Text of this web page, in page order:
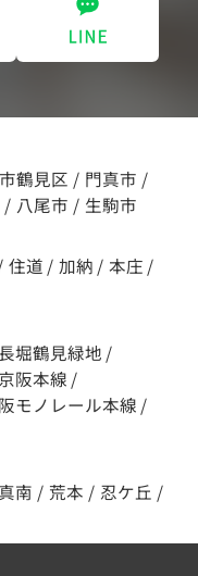
鶴見区 / 門真市 /
/ 八尾市 / 生駒市
住道 / 加納 / 本庄 /
堀鶴見緑地 /
京阪本線 /
モノレール本線 /
南 / 荒本 / 忍ケ丘 /